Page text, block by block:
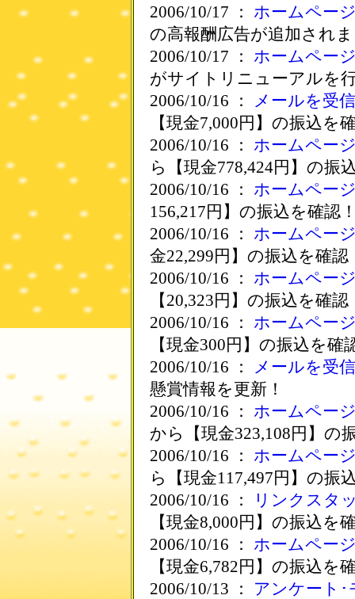
2006/10/17 ： ホームペー
の高報酬広告が追加され
2006/10/17 ： ホームペー
がサイトリニューアルを
2006/10/16 ：
メールを受
【現金7,000円】の振込を
2006/10/16 ： ホームペー
ら【現金778,424円】の振
2006/10/16 ： ホームペー
156,217円】の振込を確認
2006/10/16 ： ホームペー
金22,299円】の振込を確認
2006/10/16 ： ホームペー
【20,323円】の振込を確認
2006/10/16 ： ホームペー
【現金300円】の振込を確
2006/10/16 ：
メールを受
懸賞情報を更新！
2006/10/16 ： ホームペー
から【現金323,108円】の
2006/10/16 ： ホームペー
ら【現金117,497円】の振
2006/10/16 ：
リンクスタ
【現金8,000円】の振込を
2006/10/16 ： ホームペー
【現金6,782円】の振込を
2006/10/13 ： アンケート